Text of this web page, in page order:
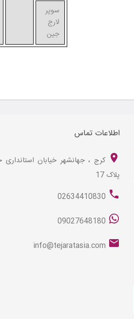
سوپر
لارج
جین
اطلاعات تماس
کرج ، جهانشهر خیابان استانداری
پلاک 17
02634410830
09027648180
info@tejaratasia.com